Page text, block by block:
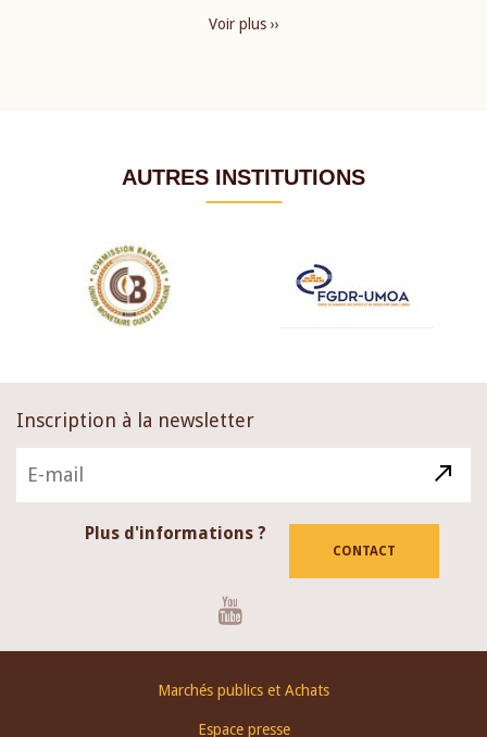
Voir plus ››
AUTRES INSTITUTIONS
Inscription à la newsletter
Plus d'informations ?
CONTACT
Marchés publics et Achats
Espace presse